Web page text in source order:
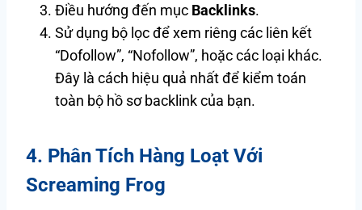
Điều hướng đến mục Backlinks.
Sử dụng bộ lọc để xem riêng các liên kết
“Dofollow”, “Nofollow”, hoặc các loại khác.
Đây là cách hiệu quả nhất để kiểm toán
toàn bộ hồ sơ backlink của bạn.
4. Phân Tích Hàng Loạt Với
Screaming Frog